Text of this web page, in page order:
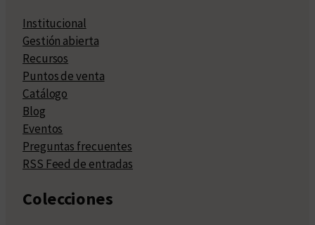
Institucional
Gestión abierta
Recursos
Puntos de venta
Catálogo
Blog
Eventos
Preguntas frecuentes
RSS Feed de entradas
Colecciones